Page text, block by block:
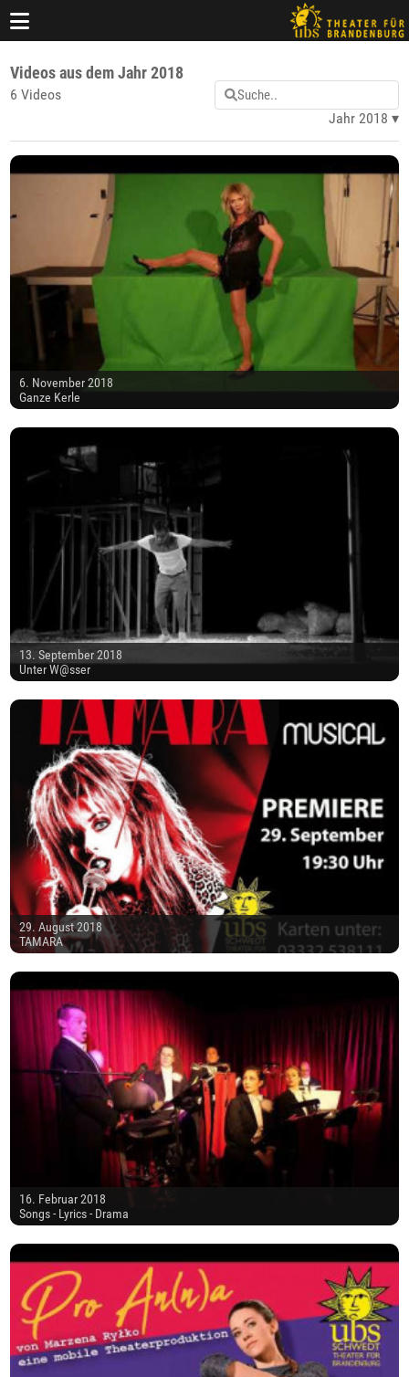
Videos aus dem Jahr 2018
6 Videos
Jahr 2018
6. November 2018
Ganze Kerle
13. September 2018
Unter W@sser
29. August 2018
TAMARA
16. Februar 2018
Songs - Lyrics - Drama